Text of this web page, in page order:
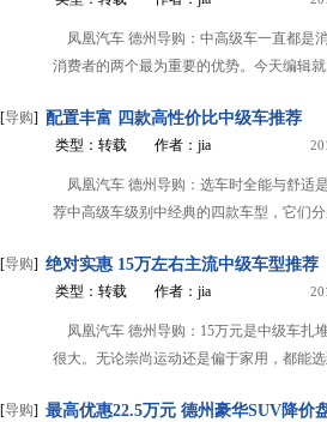
凤凰汽车 德州导购：中高级车一直都是
消费者的两个最为重要的优势。今天编辑
[导购] 配置丰富 四款高性价比中级车推荐
类型：转载 作者：jia
凤凰汽车 德州导购：选车时全能与舒适
荐中高级车级别中经典的四款车型，它们
[导购] 绝对实惠 15万左右主流中级车型推荐
类型：转载 作者：jia
凤凰汽车 德州导购：15万元是中级车扎
很大。无论崇尚运动还是偏于家用，都能
[导购] 最高优惠22.5万元 德州豪华SUV降价